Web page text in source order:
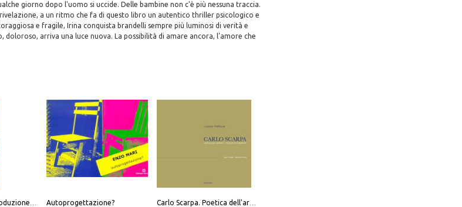
giorno dopo l'uomo si uccide. Delle bambine non c'è più nessuna traccia.
a un ritmo che fa di questo libro un autentico thriller psicologico e
e fragile, Irina conquista brandelli sempre più luminosi di verità e
doloroso, arriva una luce nuova. La possibilità di amare ancora, l'amore che
Autoprogettazione?